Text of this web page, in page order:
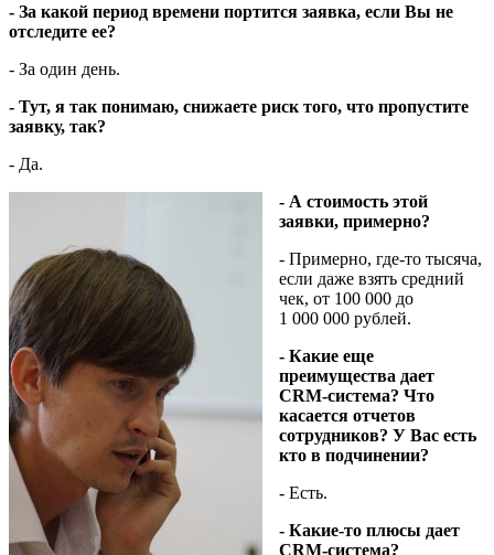
- За какой период времени портится заявка, если Вы не
отследите ее?
- За один день.
- Тут, я так понимаю, снижаете риск того, что пропустите
заявку, так?
- Да.
- А стоимость этой
заявки, примерно?
- Примерно, где-то тысяча,
если даже взять средний
чек, от 100 000 до
1 000 000 рублей.
- Какие еще
преимущества дает
CRM-система? Что
касается отчетов
сотрудников? У Вас есть
кто в подчинении?
- Есть.
- Какие-то плюсы дает
CRM-система?